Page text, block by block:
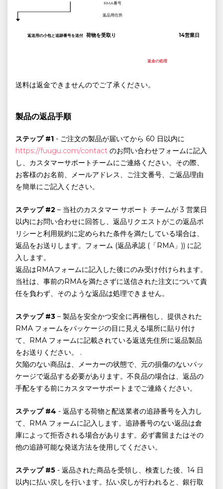
RMA番号
返品用住所
返送用の小包と追跡番号を送付 荷物を受取り 14営業日
返金の処理
送料は返金できませんのでご了承ください。
製品の返品手順
ステップ #1 - ご注文の製品が届いてから 60 日以内に
https://fuugu.com/contact のお問い合わせフォームに記入
し、カスタマーサポートチームにご連絡ください。その際、
お客様のお名前、メールアドレス、ご注文番号、ご返品理由
を簡単にご記入ください。
ステップ #2 – 当社のカスタマー サポート チームが 3 営業日
以内にお問い合わせに回答し、返品リクエストがこの返品ポ
リシーと利用規約に定められた条件を満たしている場合は、
返品をお送りします。フォーム (返品承認 (「RMA」)) に記
入します。
返品はRMAフォームに記入した後にのみ受け付けられます。
当社は、事前のRMAを満たさずに送信された注文について責
任を負わず、そのような返品は処理できません。
ステップ #3 – 製品を安全かつ安全に再梱包し、提供された
RMA フォームをパッケージの目に見える場所に貼り付け
て、RMA フォームに記載されている返送先住所に返品製品
をお送りください。 .
欠陥のない商品は、メーカーの状態で、元の損傷のないパッ
ケージで返品する必要があります。不良品の場合は、返品の
手配をする前にカスタマーサポートまでご連絡ください。
ステップ #4 - 返品する荷物と配送業者の追跡番号を入力し
て、RMA フォームに記入します。追跡番号のない返品は倉
庫によって拒否される場合があります。必ず書留またはその
他の追跡可能な発送方法を使用してください。
ステップ #5 - 返品された商品を受領し、検査した後、14 日
以内に払い戻しを行います。払い戻しが行われると、銀行取